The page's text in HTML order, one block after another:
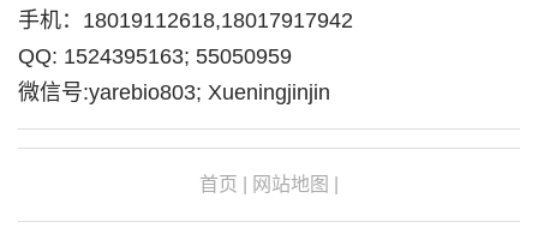
手机：18019112618,18017917942
QQ: 1524395163; 55050959
微信号:yarebio803; Xueningjinjin
首页 网站地图